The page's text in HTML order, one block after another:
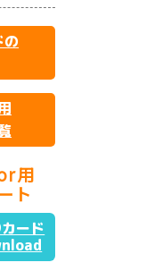
の
用
ト
ード